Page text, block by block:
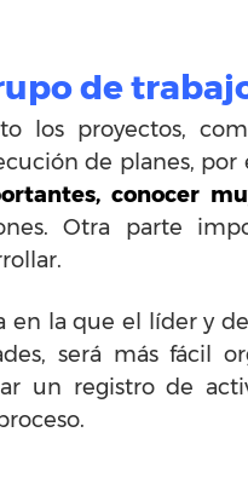
de
los proyectos,
de planes,
conocer
Otra parte
la que el líder y
será más
un registro de